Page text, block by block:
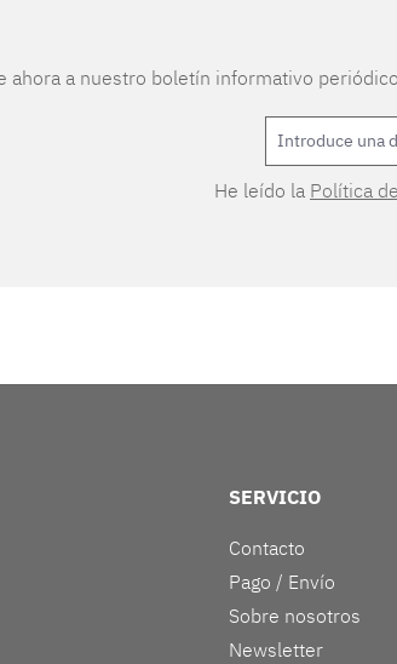
ahora a nuestro boletín informativo
He leído la Política
SERVICIO
Contacto
Pago / Envío
Sobre nosotros
Newsletter